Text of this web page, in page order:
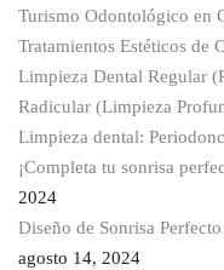
Turismo Odontológico en
Tratamientos Estéticos de
Limpieza Dental Regular
Radicular (Limpieza
Limpieza dental:
¡Completa tu sonrisa
2024
Diseño de Sonrisa
agosto 14, 2024